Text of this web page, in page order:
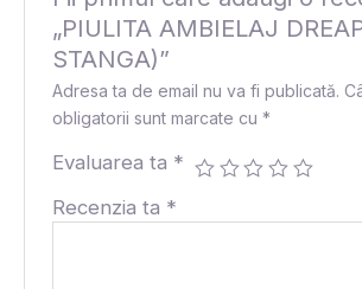
„PIULITA AMBIELAJ
STANGA)”
Adresa ta de email nu va fi publicată.
obligatorii sunt marcate cu*
Evaluarea ta *
Recenzia ta *